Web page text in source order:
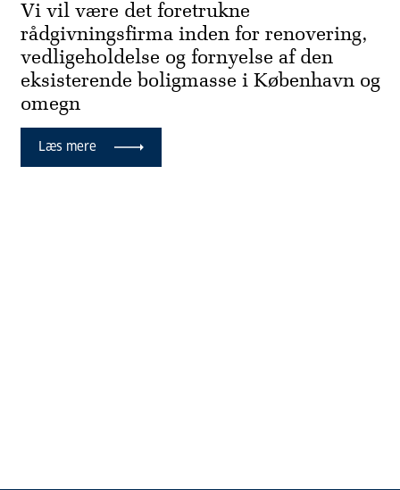
Vi vil være det foretrukne
rådgivningsfirma inden for renovering,
vedligeholdelse og fornyelse af den
eksisterende boligmasse i København og
omegn
Læs mere